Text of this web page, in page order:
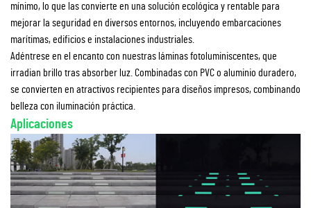
mínimo, lo que las convierte en una solución ecológica y rentable para
mejorar la seguridad en diversos entornos, incluyendo embarcaciones
marítimas, edificios e instalaciones industriales.
Adéntrese en el encanto con nuestras láminas fotoluminiscentes, que
irradian brillo tras absorber luz. Combinadas con PVC o aluminio duradero,
se convierten en atractivos recipientes para diseños impresos, combinando
belleza con iluminación práctica.
Aplicaciones